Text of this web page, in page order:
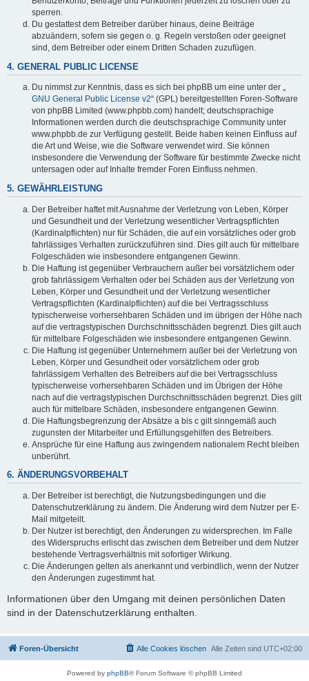
sperren.
Du gestattest dem Betreiber darüber hinaus, deine Beiträge
abzuändern, sofern sie gegen o. g. Regeln verstoßen oder geeignet
sind, dem Betreiber oder einem Dritten Schaden zuzufügen.
4. GENERAL PUBLIC LICENSE
Du nimmst zur Kenntnis, dass es sich bei phpBB um eine unter der „
GNU General Public License v2“ (GPL) bereitgestellten Foren-Software
von phpBB Limited (www.phpbb.com) handelt; deutschsprachige
Informationen werden durch die deutschsprachige Community unter
www.phpbb.de zur Verfügung gestellt. Beide haben keinen Einfluss auf
die Art und Weise, wie die Software verwendet wird. Sie können
insbesondere die Verwendung der Software für bestimmte Zwecke nicht
untersagen oder auf Inhalte fremder Foren Einfluss nehmen.
5. GEWÄHRLEISTUNG
Der Betreiber haftet mit Ausnahme der Verletzung von Leben, Körper
und Gesundheit und der Verletzung wesentlicher Vertragspflichten
(Kardinalpflichten) nur für Schäden, die auf ein vorsätzliches oder grob
fahrlässiges Verhalten zurückzuführen sind. Dies gilt auch für mittelbare
Folgeschäden wie insbesondere entgangenen Gewinn.
Die Haftung ist gegenüber Verbrauchern außer bei vorsätzlichem oder
grob fahrlässigem Verhalten oder bei Schäden aus der Verletzung von
Leben, Körper und Gesundheit und der Verletzung wesentlicher
Vertragspflichten (Kardinalpflichten) auf die bei Vertragsschluss
typischerweise vorhersehbaren Schäden und im übrigen der Höhe nach
auf die vertragstypischen Durchschnittsschäden begrenzt. Dies gilt auch
für mittelbare Folgeschäden wie insbesondere entgangenen Gewinn.
Die Haftung ist gegenüber Unternehmern außer bei der Verletzung von
Leben, Körper und Gesundheit oder vorsätzlichem oder grob
fahrlässigem Verhalten des Betreibers auf die bei Vertragsschluss
typischerweise vorhersehbaren Schäden und im Übrigen der Höhe
nach auf die vertragstypischen Durchschnittsschäden begrenzt. Dies gilt
auch für mittelbare Schäden, insbesondere entgangenen Gewinn.
Die Haftungsbegrenzung der Absätze a bis c gilt sinngemäß auch
zugunsten der Mitarbeiter und Erfüllungsgehilfen des Betreibers.
Ansprüche für eine Haftung aus zwingendem nationalem Recht bleiben
unberührt.
6. ÄNDERUNGSVORBEHALT
Der Betreiber ist berechtigt, die Nutzungsbedingungen und die
Datenschutzerklärung zu ändern. Die Änderung wird dem Nutzer per E-
Mail mitgeteilt.
Der Nutzer ist berechtigt, den Änderungen zu widersprechen. Im Falle
des Widerspruchs erlischt das zwischen dem Betreiber und dem Nutzer
bestehende Vertragsverhältnis mit sofortiger Wirkung.
Die Änderungen gelten als anerkannt und verbindlich, wenn der Nutzer
den Änderungen zugestimmt hat.
Informationen über den Umgang mit deinen persönlichen Daten
sind in der Datenschutzerklärung enthalten.
Foren-Übersicht Alle Zeiten sind UTC+02:00
Alle Cookies löschen
Powered by phpBB® Forum Software © phpBB Limited